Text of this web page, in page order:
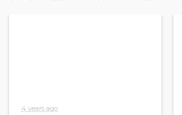
4 years ago